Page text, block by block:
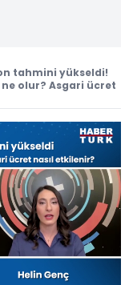
tahmini yükseldi!
olur? Asgari ücret